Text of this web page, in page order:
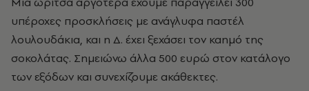
υπέροχες προσκλήσεις με ανάγλυφα παστέλ
λουλουδάκια, και η Δ. έχει ξεχάσει τον καημό της
σοκολάτας. Σημειώνω άλλα 500 ευρώ στον κατάλογο
των εξόδων και συνεχίζουμε ακάθεκτες.